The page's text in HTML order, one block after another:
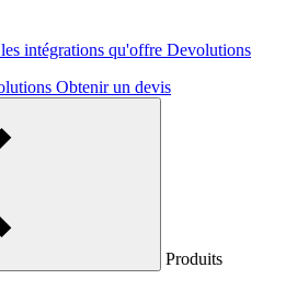
intégrations qu'offre Devolutions
Obtenir un devis
Produits